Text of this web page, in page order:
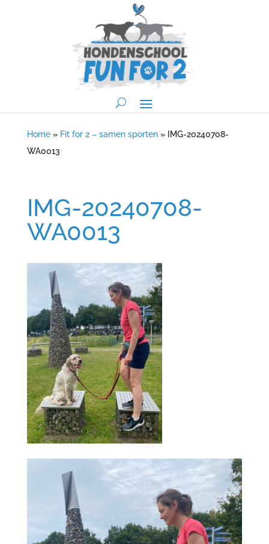
Home» Fit for 2 – samen sporten»
IMG-20240708-
WA0013
IMG-20240708-
WA0013